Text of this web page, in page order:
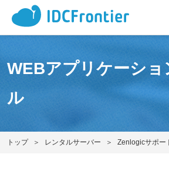
WEBアプリケーショ
ル
トップ レンタルサーバー Zenlogicサポー